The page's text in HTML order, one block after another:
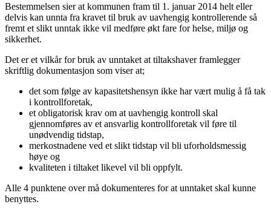
Bestemmelsen sier at kommunen fram til 1. januar 2014 helt eller
delvis kan unnta fra kravet til bruk av uavhengig kontrollerende så
fremt et slikt unntak ikke vil medføre økt fare for helse, miljø og
sikkerhet.
Det er et vilkår for bruk av unntaket at tiltakshaver framlegger
skriftlig dokumentasjon som viser at;
det som følge av kapasitetshensyn ikke har vært mulig å få tak
i kontrollforetak,
et obligatorisk krav om at uavhengig kontroll skal
gjennomføres av et ansvarlig kontrollforetak vil føre til
unødvendig tidstap,
merkostnadene ved et slikt tidstap vil bli uforholdsmessig
høye og
kvaliteten i tiltaket likevel vil bli oppfylt.
Alle 4 punktene over må dokumenteres for at unntaket skal kunne
benyttes.